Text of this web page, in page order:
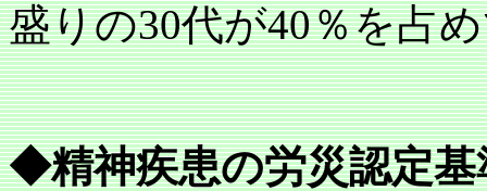
盛りの30代が40％を占
◆精神疾患の労災認定基